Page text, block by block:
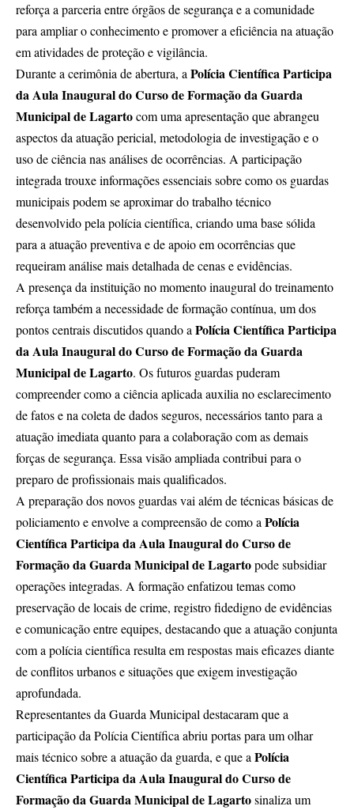
reforça a parceria entre órgãos de segurança e a comunidade
para ampliar o conhecimento e promover a eficiência na atuação
em atividades de proteção e vigilância.
Durante a cerimônia de abertura, a Polícia Científica Participa
da Aula Inaugural do Curso de Formação da Guarda
Municipal de Lagartocom uma apresentação que abrangeu
aspectos da atuação pericial, metodologia de investigação e o
uso de ciência nas análises de ocorrências. A participação
integrada trouxe informações essenciais sobre como os guardas
municipais podem se aproximar do trabalho técnico
desenvolvido pela polícia científica, criando uma base sólida
para a atuação preventiva e de apoio em ocorrências que
requeiram análise mais detalhada de cenas e evidências.
A presença da instituição no momento inaugural do treinamento
reforça também a necessidade de formação contínua, um dos
pontos centrais discutidos quando a Polícia Científica Participa
da Aula Inaugural do Curso de Formação da Guarda
Municipal de Lagarto. Os futuros guardas puderam
compreender como a ciência aplicada auxilia no esclarecimento
de fatos e na coleta de dados seguros, necessários tanto para a
atuação imediata quanto para a colaboração com as demais
forças de segurança. Essa visão ampliada contribui para o
preparo de profissionais mais qualificados.
A preparação dos novos guardas vai além de técnicas básicas de
policiamento e envolve a compreensão de como a Polícia
Científica Participa da Aula Inaugural do Curso de
Formação da Guarda Municipal de Lagartopode subsidiar
operações integradas. A formação enfatizou temas como
preservação de locais de crime, registro fidedigno de evidências
e comunicação entre equipes, destacando que a atuação conjunta
com a polícia científica resulta em respostas mais eficazes diante
de conflitos urbanos e situações que exigem investigação
aprofundada.
Representantes da Guarda Municipal destacaram que a
participação da Polícia Científica abriu portas para um olhar
mais técnico sobre a atuação da guarda, e que a Polícia
Científica Participa da Aula Inaugural do Curso de
Formação da Guarda Municipal de Lagartosinaliza um